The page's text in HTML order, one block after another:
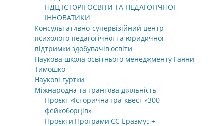
НДЦ ІСТОРІЇ ОСВІТИ ТА ПЕДАГОГІЧНОЇ
ІННОВАТИКИ
Консультативно-супервізійний центр
психолого-педагогічної та юридичної
підтримки здобувачів освіти
Наукова школа освітнього менеджменту Ганни
Тимошко
Наукові гуртки
Міжнародна та грантова діяльність
Проєкт «Історична гра-квест «300
фейкоборців»
Проєкти Програми ЄС Еразмус +